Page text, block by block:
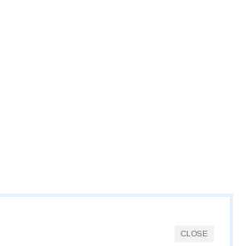
CLOSE